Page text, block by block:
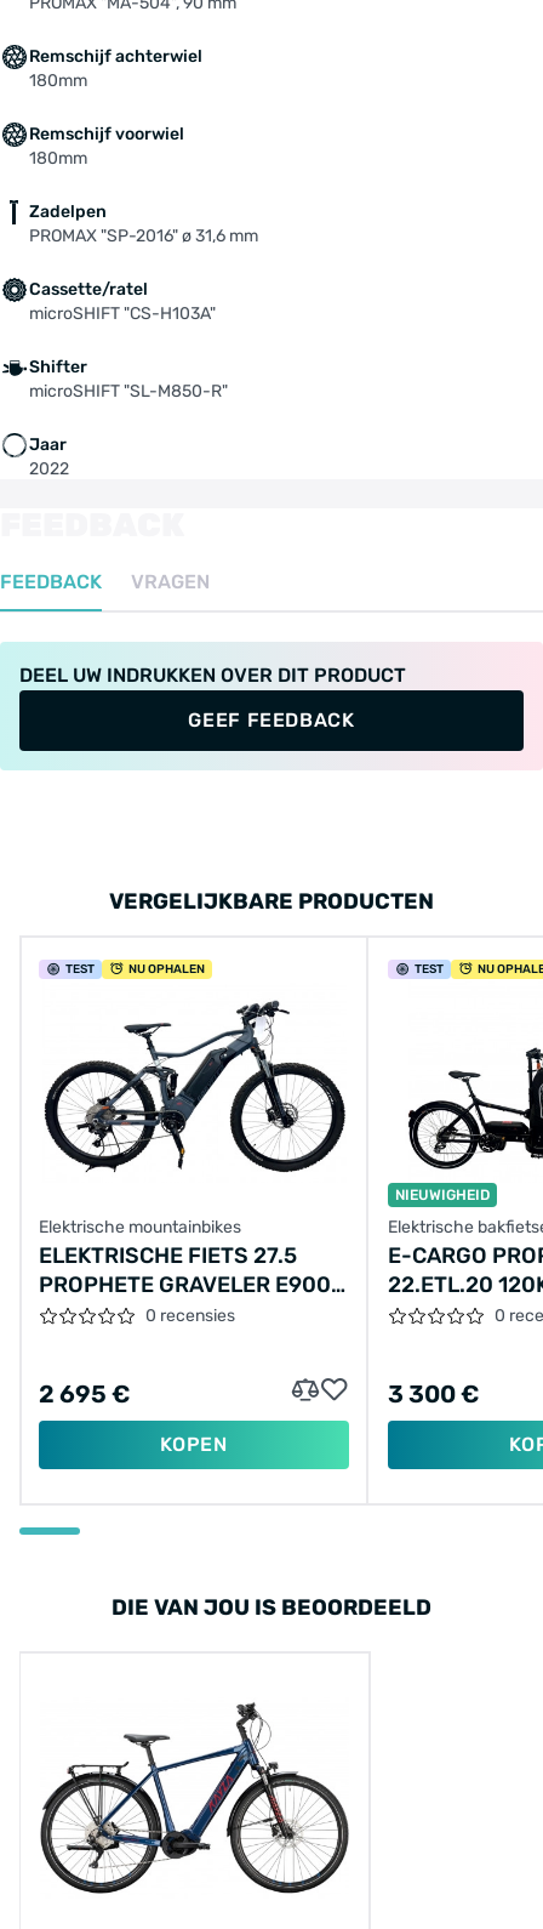
Remschijf achterwiel
180mm
Remschijf voorwiel
180mm
Zadelpen
PROMAX "SP-2016" ø 31,6 mm
Cassette/ratel
microSHIFT "CS-H103A"
Shifter
microSHIFT "SL-M850-R"
Jaar
2022
FEEDBACK VRAGEN
DEEL UW INDRUKKEN OVER DIT PRODUCT
GEEF FEEDBACK
VERGELIJKBARE PRODUCTEN
TEST NU OPHALEN
Elektrische mountainbikes
ELEKTRISCHE FIETS 27.5
PROPHETE GRAVELER E9000
DISC, SPORTDRIVE, 672WH
0 recensies
2 695 €
KOPEN
TEST NU
NIEUWIGHEID
Elektrische
E-CARGO
22.ETL.20
17.5AH 630WH
0
3 300 €
DIE VAN JOU IS BEOORDEELD